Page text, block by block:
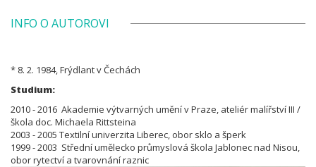
INFO O AUTOROVI
* 8. 2. 1984, Frýdlant v Čechách
Studium:
2010 - 2016 Akademie výtvarných umění v Praze, ateliér malířství III /
škola doc. Michaela Rittsteina
2003 - 2005 Textilní univerzita Liberec, obor sklo a šperk
1999 - 2003 Střední umělecko průmyslová škola Jablonec nad Nisou,
obor rytectví a tvarovnání raznic